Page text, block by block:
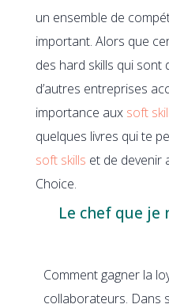
un ensemble de
important. Alors que
des hard skills qui sont
d’autres entreprises
importance aux soft
quelques livres qui te
soft skills et de devenir
Choice.
Le chef que je
Comment gagner la
collaborateurs. Dans